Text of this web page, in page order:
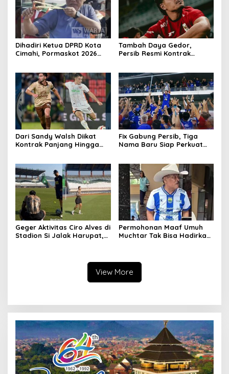
Dihadiri Ketua DPRD Kota
Cimahi, Pormaskot 2026
Tambah Daya Gedor,
Persib Resmi Kontrak
Dari Sandy Walsh Diikat
Kontrak Panjang Hingga
Fix Gabung Persib, Tiga
Nama Baru Siap Perkuat
Geger Aktivitas Ciro Alves di
Stadion Si Jalak Harupat,
Permohonan Maaf Umuh
Muchtar Tak Bisa Hadirkan
View More